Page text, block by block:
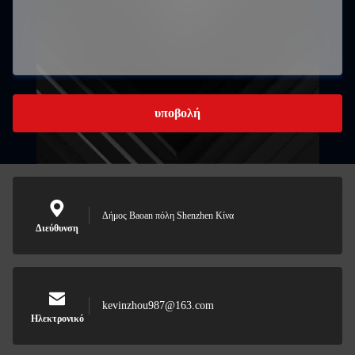
υποβολή
Διεύθυνση
Δήμος Baoan πόλη Shenzhen Κίνα
Ηλεκτρονικό
kevinzhou987@163.com